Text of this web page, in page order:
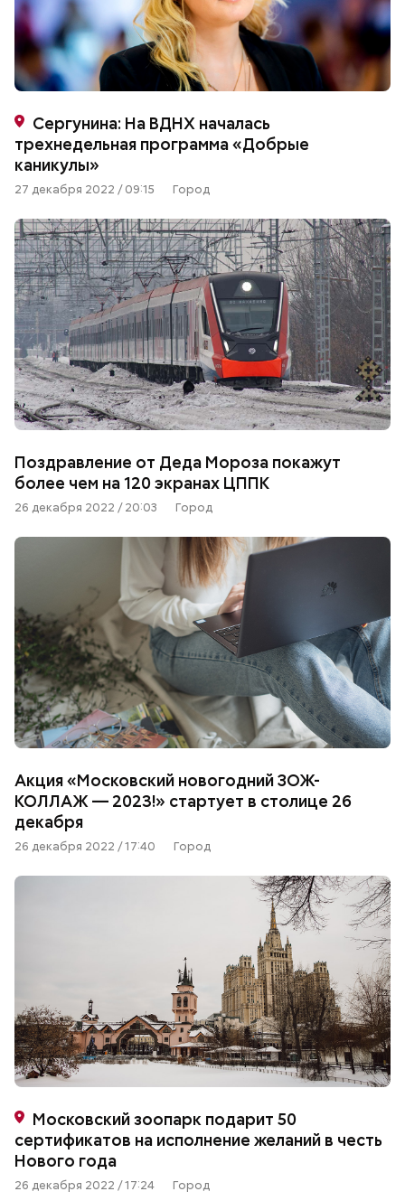
Сергунина: На ВДНХ началась
трехнедельная программа «Добрые
каникулы»
27 декабря 2022 / 09:15 Город
Поздравление от Деда Мороза покажут
более чем на 120 экранах ЦППК
26 декабря 2022 / 20:03 Город
Акция «Московский новогодний ЗОЖ-
КОЛЛАЖ — 2023!» стартует в столице 26
декабря
26 декабря 2022 / 17:40 Город
Московский зоопарк подарит 50
сертификатов на исполнение желаний в честь
Нового года
26 декабря 2022 / 17:24 Город